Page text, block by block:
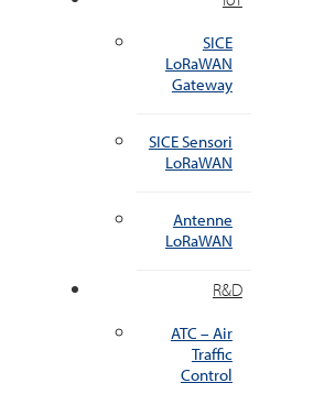
SICE
LoRaWAN
Gateway
SICE Sensori
LoRaWAN
Antenne
LoRaWAN
R&D
ATC – Air
Traffic
Control